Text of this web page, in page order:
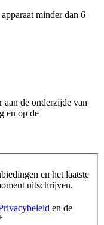
minder dan 6
de onderzijde van
en op de
en het laatste
uitschrijven.
en de